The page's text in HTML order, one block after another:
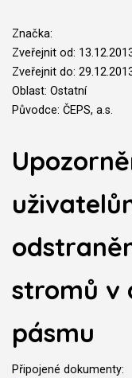
Značka:
Zveřejnit od:
Zveřejnit do:
Oblast: Ostatní
Původce: ČEPS, a.s.
stromů v
pásmu
Připojené dokumenty: